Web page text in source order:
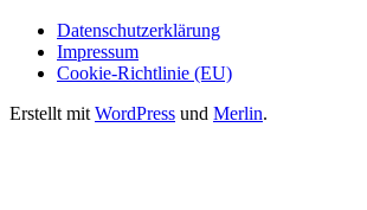
Datenschutzerklärung
Impressum
Cookie-Richtlinie (EU)
Erstellt mit WordPress und Merlin.